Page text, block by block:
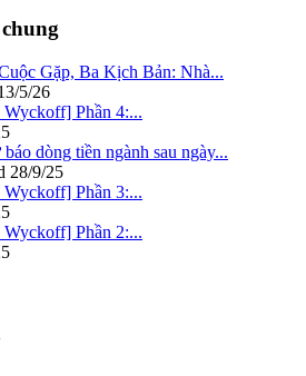
Gặp, Ba Kịch Bản: Nhà...
5/26
Phần 4:...
dòng tiền ngành sau ngày...
28/9/25
Phần 3:...
Phần 2:...